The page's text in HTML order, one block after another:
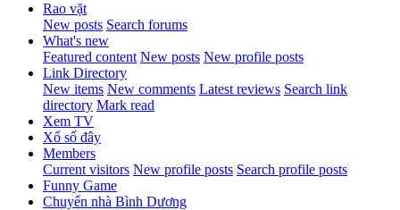
Rao vặt
New posts Search forums
What's new
Featured content New posts New profile posts
Link Directory
New items New comments Latest reviews Search link
directory Mark read
Xem TV
Xổ số đây
Members
Current visitors New profile posts Search profile posts
Funny Game
Chuyển nhà Bình Dương